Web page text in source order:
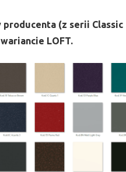
(z serii
LOFT.